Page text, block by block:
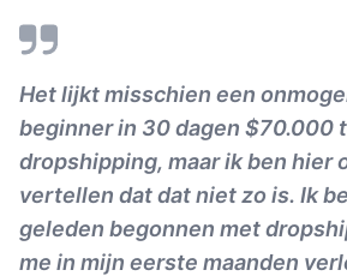
Het lijkt misschien een
beginner in 30 dagen $70.000
dropshipping, maar ik ben hier
vertellen dat dat niet zo is. Ik
geleden begonnen met
me in mijn eerste maanden